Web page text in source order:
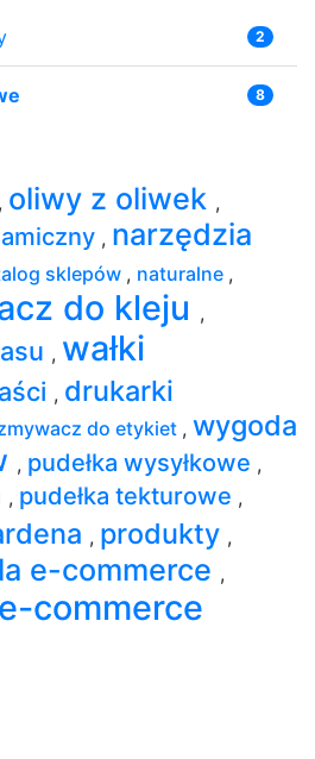
2
8
, oliwy z oliwek ,
, narzędzia
sklepów , naturalne ,
do kleju ,
, wałki
, drukarki
do etykiet , wygoda
, pudełka wysyłkowe ,
, pudełka tekturowe ,
, produkty ,
e-commerce ,
commerce